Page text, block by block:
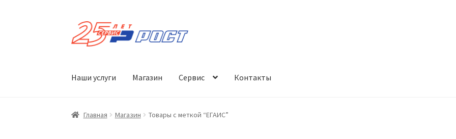
Перейти
к
Перейти
к
Наши услуги Магазин Сервис Контакты
Главная Магазин Товары с меткой “ЕГАИС”